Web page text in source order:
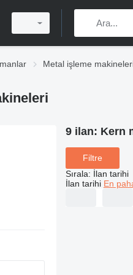
Metal işleme
9 ilan: Kern
Filtre
Sırala: İlan tarihi
İlan tarihi En